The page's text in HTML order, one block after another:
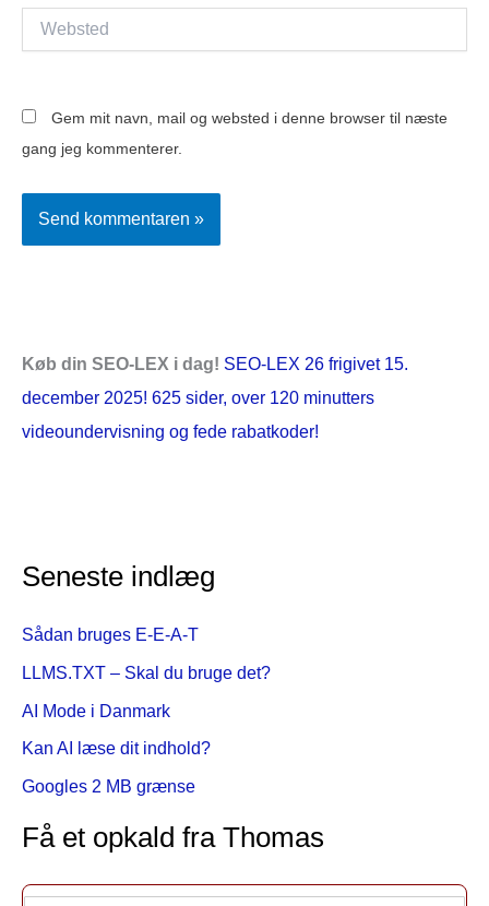
Websted
Gem mit navn, mail og websted i denne browser til næste
gang jeg kommenterer.
Køb din SEO-LEX i dag! SEO-LEX 26 frigivet 15.
december 2025! 625 sider, over 120 minutters
videoundervisning og fede rabatkoder!
Seneste indlæg
Sådan bruges E-E-A-T
LLMS.TXT – Skal du bruge det?
AI Mode i Danmark
Kan AI læse dit indhold?
Googles 2 MB grænse
Få et opkald fra Thomas